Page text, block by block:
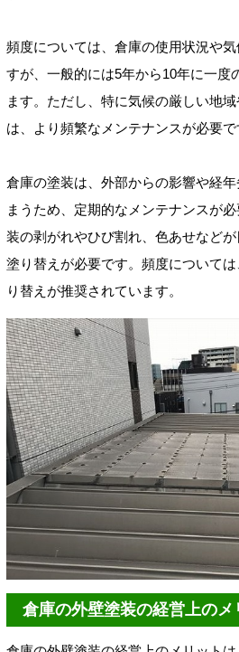
頻度については、倉庫の使用状況や
すが、一般的には5年から10年に一度
ます。ただし、特に気候の厳しい地
は、より頻繁なメンテナンスが必要で
倉庫の塗装は、外部からの影響や経
まうため、定期的なメンテナンスが
装の剥がれやひび割れ、色あせなど
塗り替えが必要です。頻度について
り替えが推奨されています。
倉庫の外壁塗装の経営上のメ